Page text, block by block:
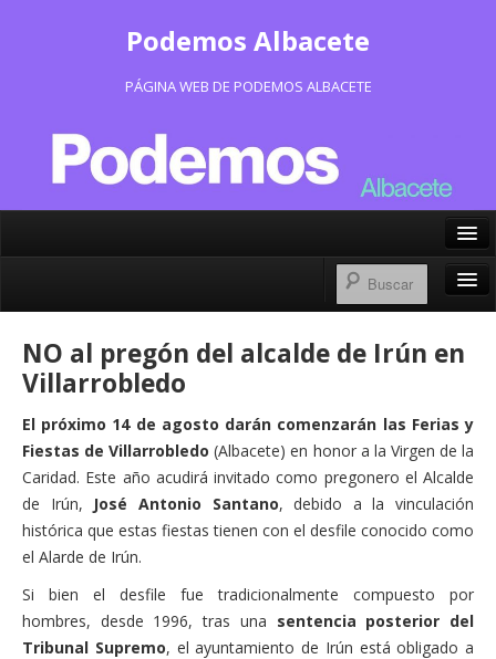
Podemos Albacete
PÁGINA WEB DE PODEMOS ALBACETE
Facebook
Instagram
Portavoz Municipal
Consejo Ciudadano Municipal
Actas Consejo Ciudadano
Actas Asamblea Ciudadana
Contacto
Financiación
Participa con Podemos en Albacete
NO al pregón del alcalde de Irún en
Villarrobledo
El próximo 14 de agosto darán comenzarán las Ferias y
Fiestas de Villarrobledo (Albacete) en honor a la Virgen de la
Caridad. Este año acudirá invitado como pregonero el Alcalde
de Irún, José Antonio Santano, debido a la vinculación
histórica que estas fiestas tienen con el desfile conocido como
el Alarde de Irún.
Si bien el desfile fue tradicionalmente compuesto por
hombres, desde 1996, tras una sentencia posterior del
Tribunal Supremo, el ayuntamiento de Irún está obligado a